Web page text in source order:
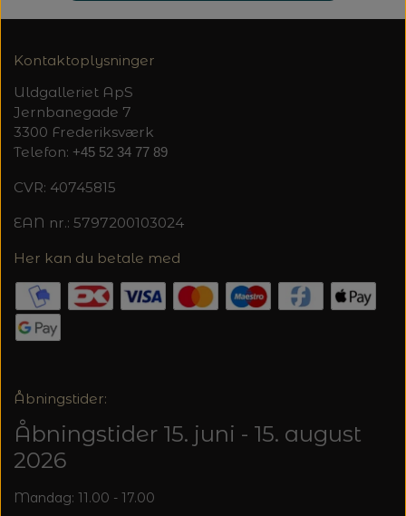
Kontaktoplysninger
Uldgalleriet ApS
Jernbanegade 7
3300 Frederiksværk
Telefon: +45 52 34 77 89
CVR: 40745815
EAN nr.: 5797200103024
Her kan du betale med
Åbningstider:
Åbningstider 15. juni - 15. august
2026
Mandag: 11.00 - 17.00